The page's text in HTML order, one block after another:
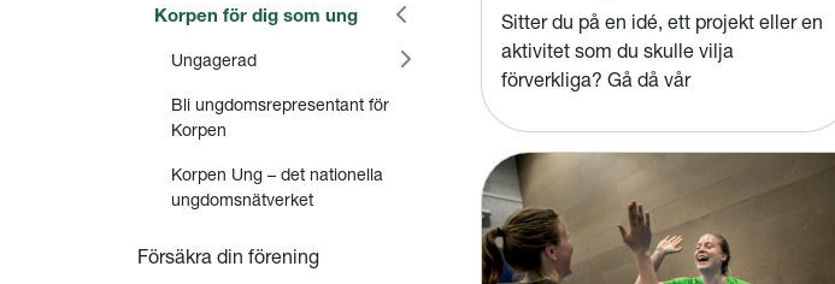
Korpen för dig som ung
Ungagerad
Bli ungdomsrepresentant för
Korpen
Korpen Ung – det nationella
ungdomsnätverket
Försäkra din förening
Sitter du på en idé, ett projekt eller en
aktivitet som du skulle vilja
förverkliga? Gå då vår
Ungagerad!